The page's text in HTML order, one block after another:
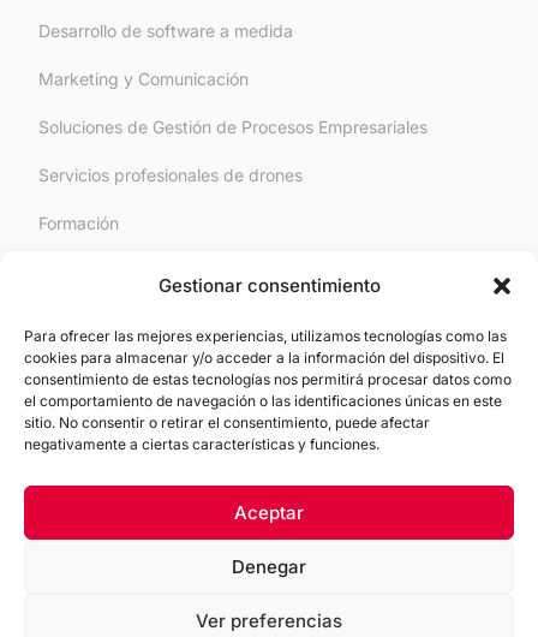
Gestionar consentimiento
Para ofrecer las mejores experiencias, utilizamos tecnologías como las
cookies para almacenar y/o acceder a la información del dispositivo. El
consentimiento de estas tecnologías nos permitirá procesar datos como
el comportamiento de navegación o las identificaciones únicas en este
sitio. No consentir o retirar el consentimiento, puede afectar
negativamente a ciertas características y funciones.
Aceptar
Denegar
Ver preferencias
Desarrollo de software a medida
Marketing y Comunicación
Soluciones de Gestión de Procesos Empresariales
Servicios profesionales de drones
Formación
Legal
Aviso Legal
Política de Cookies